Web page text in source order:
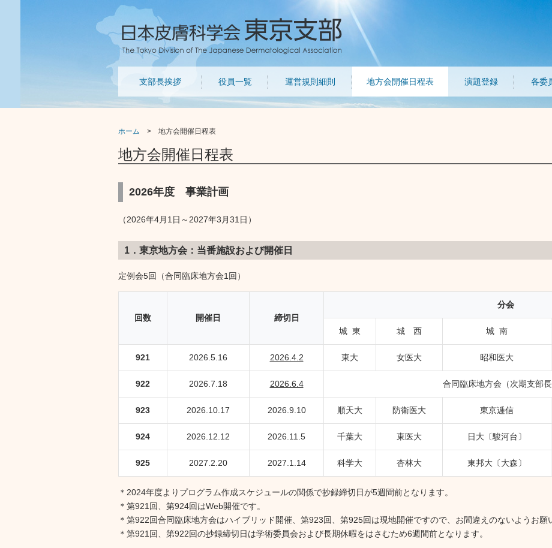
支部長挨拶 役員一覧 運営規則細則 地方会開催日程表 演題登録 各委
ホーム > 地方会開催日程表
地方会開催日程表
2026年度 事業計画
（2026年4月1日～2027年3月31日）
1．東京地方会：当番施設および開催日
定例会5回（合同臨床地方会1回）
回数 開催日 締切日
分会
城 東 城 西 城 南
921 2026.5.16 2026.4.2 東大 女医大 昭和医大
922 2026.7.18 2026.6.4 合同臨床地方会（次期支部長
923 2026.10.17 2026.9.10 順天大 防衛医大 東京逓信
924 2026.12.12 2026.11.5 千葉大 東医大 日大〔駿河台〕
925 2027.2.20 2027.1.14 科学大 杏林大 東邦大〔大森〕
＊2024年度よりプログラム作成スケジュールの関係で抄録締切日が5週間前となります。
＊第921回、第924回はWeb開催です。
＊第922回合同臨床地方会はハイブリッド開催、第923回、第925回は現地開催ですので、お間違えのないようお願
＊第921回、第922回の抄録締切日は学術委員会および長期休暇をはさむため6週間前となります。